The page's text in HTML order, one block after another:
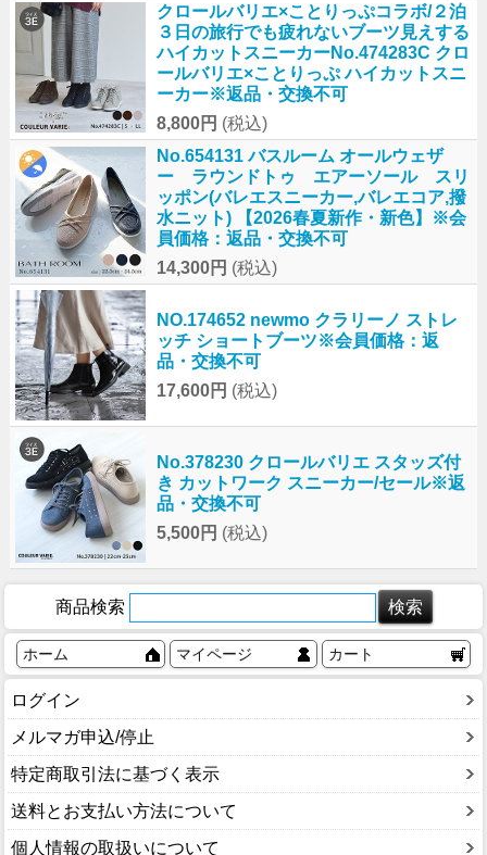
クロールバリエ×ことりっぷコラボ/２泊
３日の旅行でも疲れないブーツ見えする
ハイカットスニーカーNo.474283C クロ
ールバリエ×ことりっぷ ハイカットスニ
ーカー※返品・交換不可
8,800円 (税込)
No.654131 バスルーム オールウェザ
ー ラウンドトゥ エアーソール スリ
ッポン(バレエスニーカー,バレエコア,撥
水ニット) 【2026春夏新作・新色】※会
員価格：返品・交換不可
14,300円 (税込)
NO.174652 newmo クラリーノ ストレ
ッチ ショートブーツ※会員価格：返
品・交換不可
17,600円 (税込)
No.378230 クロールバリエ スタッズ付
き カットワーク スニーカー/セール※返
品・交換不可
5,500円 (税込)
商品検索
ホーム マイページ カート
ログイン
メルマガ申込/停止
特定商取引法に基づく表示
送料とお支払い方法について
個人情報の取扱いについて